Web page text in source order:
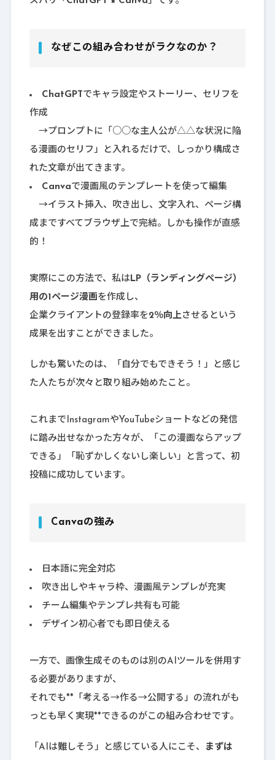
なぜこの組み合わせがラクなのか？
ChatGPT でキャラ設定やストーリー、セリフを
作成
→プロンプトに「○○な主人公が△△な状況に陥
る漫画のセリフ」と入れるだけで、しっかり構成さ
れた文章が出てきます。
Canvaで漫画風のテンプレートを使って編集
→イラスト挿入、吹き出し、文字入れ、ページ構
成まですべてブラウザ上で完結。しかも操作が直感
的！
実際にこの方法で、私はLP（ランディングページ）
用の1ページ漫画 を作成し、
企業クライアントの登録率を2％向上させるという
成果を出すことができました。
しかも驚いたのは、「自分でもできそう！」と感じ
た人たちが次々と取り組み始めたこと。
これまでInstagramやYouTubeショートなどの発信
に踏み出せなかった方々が、「この漫画ならアップ
できる」「恥ずかしくないし楽しい」と言って、初
投稿に成功しています。
Canvaの強み
日本語に完全対応
吹き出しやキャラ枠、漫画風テンプレが充実
チーム編集やテンプレ共有も可能
デザイン初心者でも即日使える
一方で、画像生成そのものは別のAIツールを併用す
る必要がありますが、
それでも**「考える→作る→公開する」の流れがも
っとも早く実現**できるのがこの組み合わせです。
「AIは難しそう」と感じている人にこそ、
まずは